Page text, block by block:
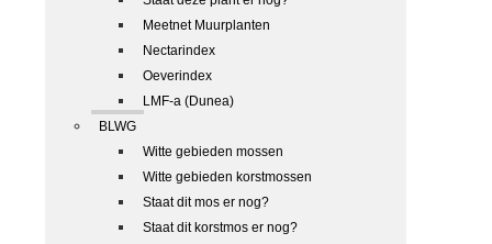
Meetnet Muurplanten
Nectarindex
Oeverindex
LMF-a (Dunea)
BLWG
Witte gebieden mossen
Witte gebieden korstmossen
Staat dit mos er nog?
Staat dit korstmos er nog?